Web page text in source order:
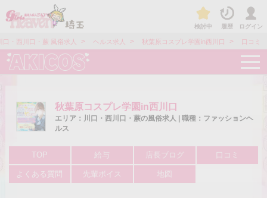
検討中 履歴 ログイン
口・西川口・蕨 風俗求人 > ヘルス求人 > 秋葉原コスプレ学園in西川口 > 口コミ
t
o
g
a
g
t
秋葉原コスプレ学園in西川口
エリア：川口・西川口・蕨の風俗求人 | 職種：ファッションヘ
ルス
TOP 給与 店長ブログ 口コミ
よくある質問 先輩ボイス 地図